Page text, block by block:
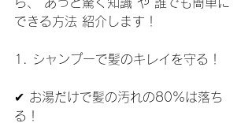
できる方法 紹介します！
1. シャンプーで髪のキレイを守る！
✔ お湯だけで髪の汚れの80%は落ち
る！